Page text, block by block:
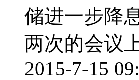
储进一步降
两次的会议
2015-7-15